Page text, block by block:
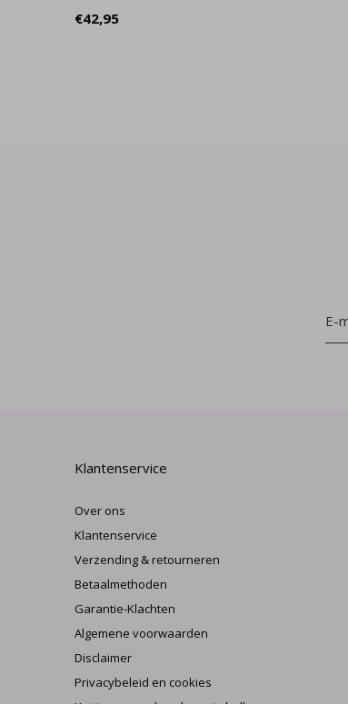
€42,95
Klantenservice
Over ons
Klantenservice
Verzending & retourneren
Betaalmethoden
Garantie-Klachten
Algemene voorwaarden
Disclaimer
Privacybeleid en cookies